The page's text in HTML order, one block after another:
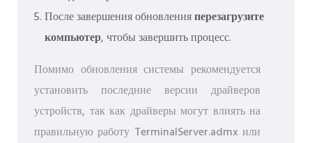
После завершения обновленияперезагрузите
компьютер, чтобы завершить процесс.
Помимо обновления системы рекомендуется
установить последние версии драйверов
устройств, так как драйверы могут влиять на
правильную работу TerminalServer.admx или